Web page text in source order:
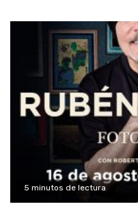
5 minutos de lectura